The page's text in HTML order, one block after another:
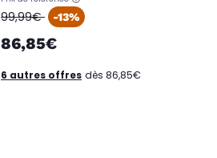
oldPrice
99,99€ -13%
86,85€
6 autres offres dès 86,85€